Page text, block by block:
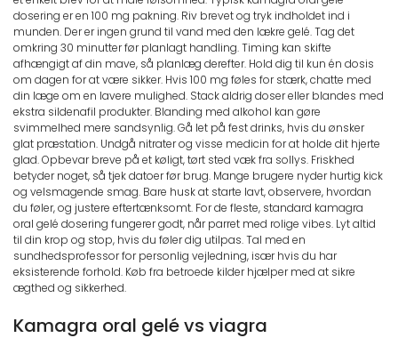
dosering er en 100 mg pakning. Riv brevet og tryk indholdet ind i
munden. Der er ingen grund til vand med den lækre gelé. Tag det
omkring 30 minutter før planlagt handling. Timing kan skifte
afhængigt af din mave, så planlæg derefter. Hold dig til kun én dosis
om dagen for at være sikker. Hvis 100 mg føles for stærk, chatte med
din læge om en lavere mulighed. Stack aldrig doser eller blandes med
ekstra sildenafil produkter. Blanding med alkohol kan gøre
svimmelhed mere sandsynlig. Gå let på fest drinks, hvis du ønsker
glat præstation. Undgå nitrater og visse medicin for at holde dit hjerte
glad. Opbevar breve på et køligt, tørt sted væk fra sollys. Friskhed
betyder noget, så tjek datoer før brug. Mange brugere nyder hurtig kick
og velsmagende smag. Bare husk at starte lavt, observere, hvordan
du føler, og justere eftertænksomt. For de fleste, standard kamagra
oral gelé dosering fungerer godt, når parret med rolige vibes. Lyt altid
til din krop og stop, hvis du føler dig utilpas. Tal med en
sundhedsprofessor for personlig vejledning, især hvis du har
eksisterende forhold. Køb fra betroede kilder hjælper med at sikre
ægthed og sikkerhed.
Kamagra oral gelé vs viagra